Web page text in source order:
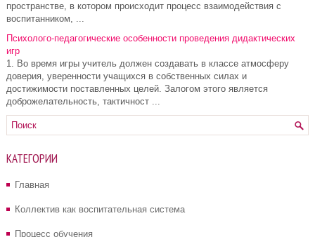
пространстве, в котором происходит процесс взаимодействия с
воспитанником, ...
Психолого-педагогические особенности проведения дидактических
игр
1. Во время игры учитель должен создавать в классе атмосферу
доверия, уверенности учащихся в собственных силах и
достижимости поставленных целей. Залогом этого является
доброжелательность, тактичност ...
КАТЕГОРИИ
Главная
Коллектив как воспитательная система
Процесс обучения